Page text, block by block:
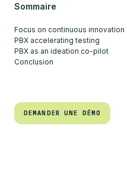
Sommaire
Focus on continuous innovation
PBX accelerating testing
PBX as an ideation co-pilot
Conclusion
DEMANDER UNE DÉMO
DEMANDER UNE DÉMO